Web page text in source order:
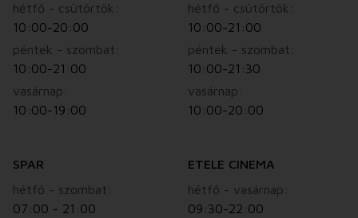
hétfő - csütörtök:
10:00-20:00
péntek - szombat:
10:00-21:00
vasárnap:
10:00-19:00
hétfő - csütörtök:
10:00-21:00
péntek - szombat:
10:00-21:30
vasárnap:
10:00-20:00
SPAR
hétfő - szombat:
07:00 - 21:00
ETELE CINEMA
hétfő - vasárnap:
09:30-22:00